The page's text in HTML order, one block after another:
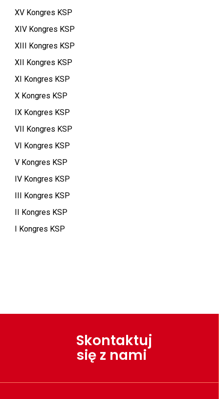
XV Kongres KSP
XIV Kongres KSP
XIII Kongres KSP
XII Kongres KSP
XI Kongres KSP
X Kongres KSP
IX Kongres KSP
VII Kongres KSP
VI Kongres KSP
V Kongres KSP
IV Kongres KSP
III Kongres KSP
II Kongres KSP
I Kongres KSP
Skontaktuj
się z nami